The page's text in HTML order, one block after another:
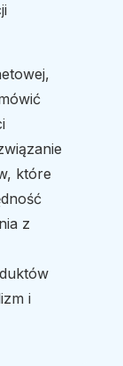
które
z
i